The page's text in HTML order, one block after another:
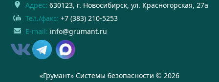
Адрес: 630123, г. Новосибирск, ул. Красногорская, 27а
Тел./факс: +7 (383) 210-5253
E-mail: info@grumant.ru
«Грумант» Системы безопасности © 2026